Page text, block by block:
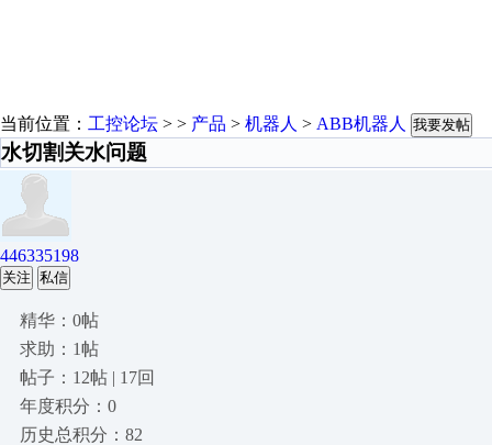
当前位置： 工控论坛 > > 产品 > 机器人 > ABB机器人 我要发帖
水切割关水问题
446335198
关注 私信
精华：0帖
求助：1帖
帖子：12帖 | 17回
年度积分：0
历史总积分：82